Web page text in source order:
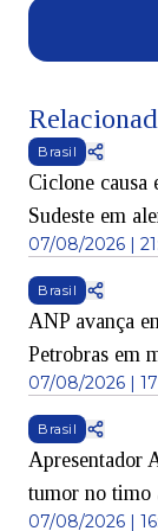
Brasil
Ciclone causa
Sudeste em
07/08/2026 |
Brasil
ANP avança
Petrobras em
07/08/2026 |
Brasil
Apresentador
tumor no timo
07/08/2026 |